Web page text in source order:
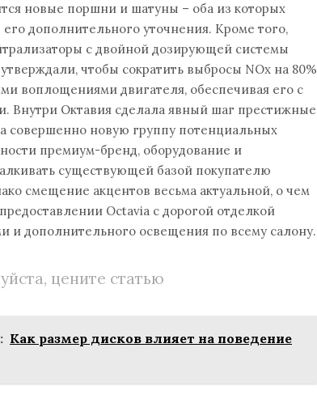
новые поршни и шатуны – оба из которых
дополнительного уточнения. Кроме того,
с двойной дозирующей системы
чтобы сократить выбросы NOx на 80%
воплощениями двигателя, обеспечивая его с
Внутри Октавия сделала явный шаг престижные
совершенно новую группу потенциальных
премиум-бренд, оборудование и
существующей базой покупателю
смещение акцентов весьма актуальной, о чем
Octavia с дорогой отделкой
и дополнительного освещения по всему салону.
цените статью
Как размер дисков влияет на поведение